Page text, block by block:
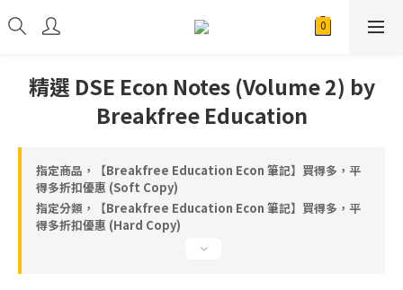
精選 DSE Econ Notes (Volume 2) by
Breakfree Education
指定商品，【Breakfree Education Econ 筆記】買得多，平
得多折扣優惠 (Soft Copy)
指定分類，【Breakfree Education Econ 筆記】買得多，平
得多折扣優惠 (Hard Copy)